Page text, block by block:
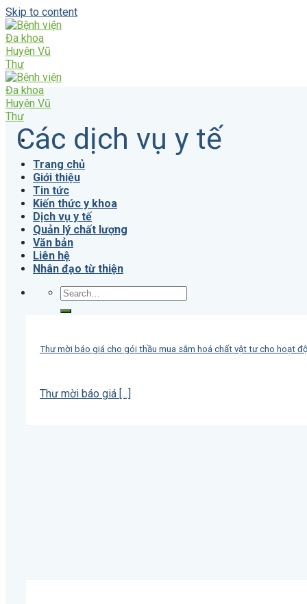
Skip to content
Trang chủ
Giới thiệu
Tin tức
Kiến thức y khoa
Dịch vụ y tế
Quản lý chất lượng
Văn bản
Liên hệ
Nhân đạo từ thiện
Các dịch vụ y tế
Thư mời báo giá cho gói thầu mua sắm hoá chất vật tư cho hoạt
Thư mời báo giá [...]